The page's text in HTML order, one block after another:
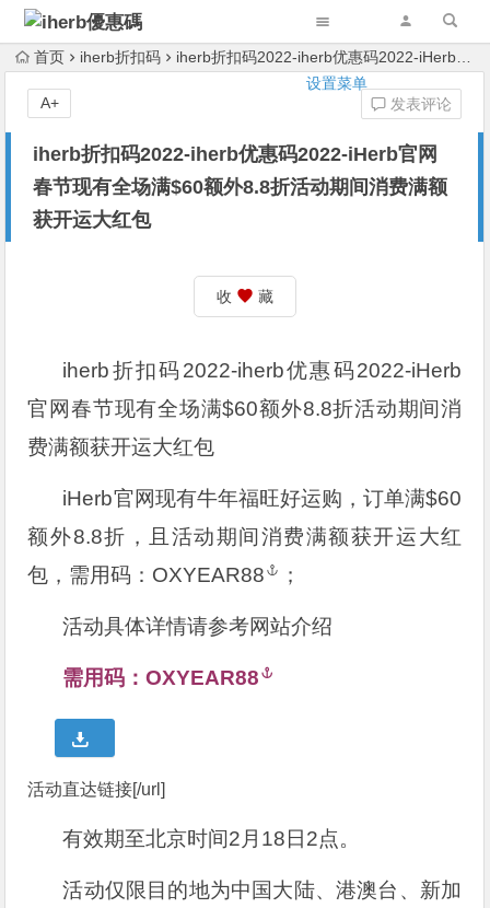
设置菜单
首页 iherb折扣码 iherb折扣码2022-iherb优惠码2022-iHerb官网春节现有全场满$60额外8.8折活动期间消费满额获开运大红包
iherb折扣码2022-iherb优惠码2022-iHerb官网
春节现有全场满$60额外8.8折活动期间消费满额
获开运大红包
发表评论
A+
收 藏
iherb折扣码2022-iherb优惠码2022-iHerb
官网春节现有全场满$60额外8.8折活动期间消
费满额获开运大红包
iHerb官网现有牛年福旺好运购，订单满$60
额外8.8折，且活动期间消费满额获开运大红
包，需用码： OXYEAR88 ；
活动具体详情请参考网站介绍
需用码：OXYEAR88
活动直达链接[/url]
有效期至北京时间2月18日2点。
活动仅限目的地为中国大陆、港澳台、新加